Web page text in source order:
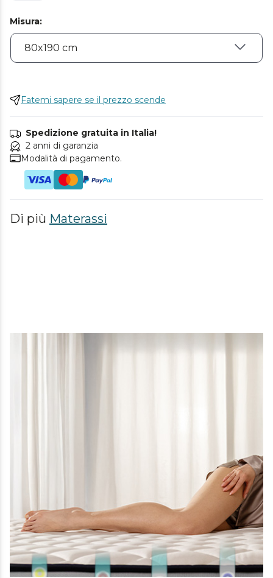
Misura:
Fatemi sapere se il prezzo scende
Spedizione gratuita in Italia!
2 anni di garanzia
Modalità di pagamento.
Di più Materassi